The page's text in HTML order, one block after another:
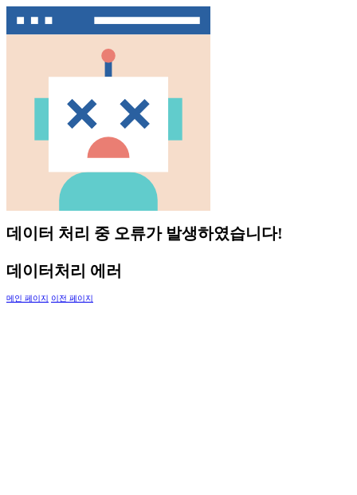
데이터 처리 중 오류가 발생하였습니다!
데이터처리 에러
메인 페이지 이전 페이지